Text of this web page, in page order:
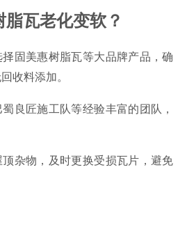
瓦老化变软？
择固美惠树脂瓦等大品牌产品，确
收料添加。
蜀良匠施工队等经验丰富的团队，
顶杂物，及时更换受损瓦片，避免